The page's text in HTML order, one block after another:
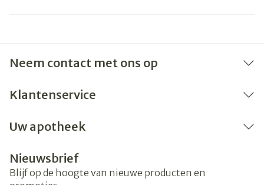
Neem contact met ons op
Klantenservice
Uw apotheek
Nieuwsbrief
Blijf op de hoogte van nieuwe producten en